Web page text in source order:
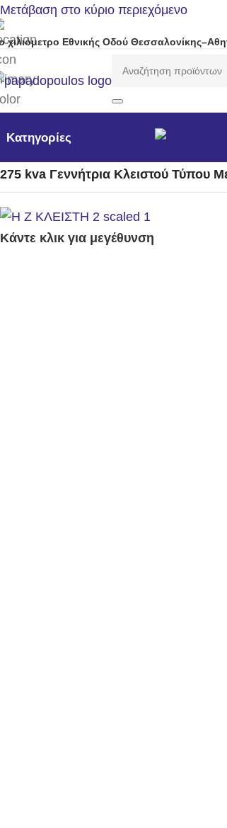
Μετάβαση στο κύριο περιεχόμενο
χιλιόμετρο Εθνικής Οδού
Κατηγορίες
275 kva Γεννήτρια Κλειστού Τύπου
Κάντε κλικ για μεγέθυνση